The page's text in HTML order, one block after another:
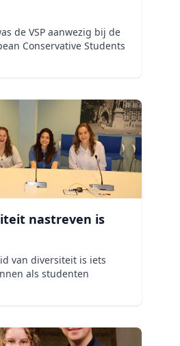
de VSP aanwezig bij de
Conservative Students
nastreven is
van diversiteit is iets
als studenten